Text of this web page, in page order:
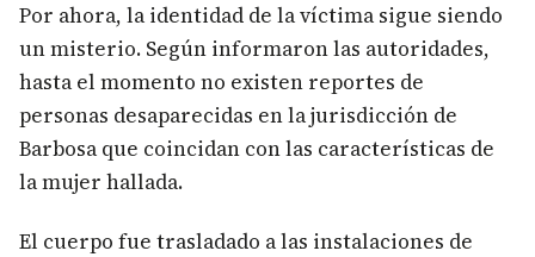
Por ahora, la identidad de la víctima sigue siendo
un misterio. Según informaron las autoridades,
hasta el momento no existen reportes de
personas desaparecidas en la jurisdicción de
Barbosa que coincidan con las características de
la mujer hallada.
El cuerpo fue trasladado a las instalaciones de